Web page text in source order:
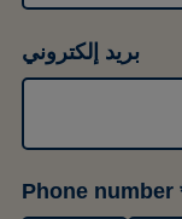
بريد إلكتروني
Phone number